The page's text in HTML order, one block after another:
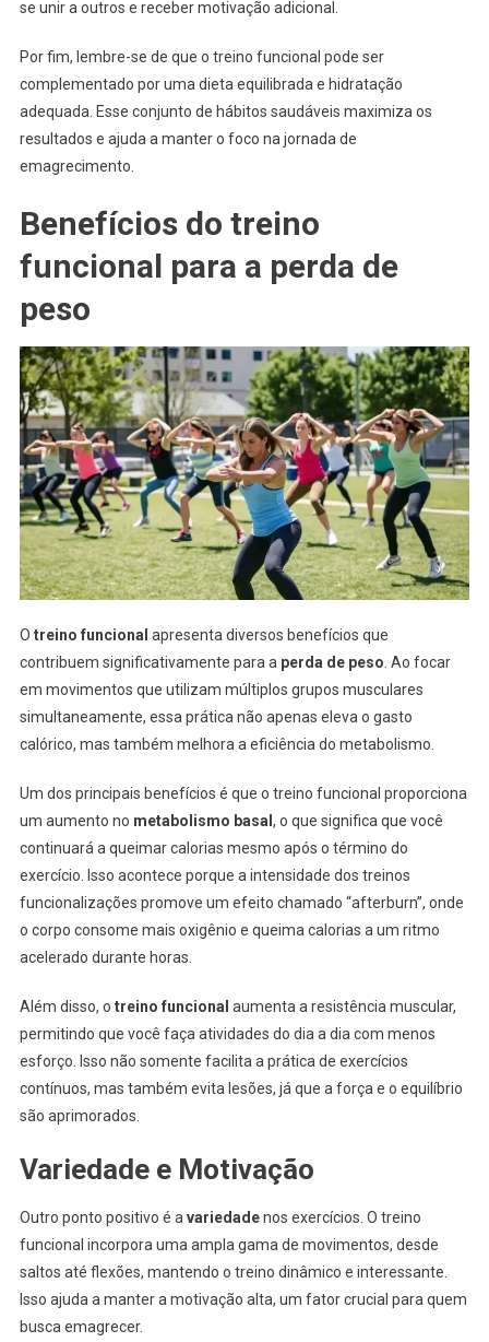
se unir a outros e receber motivação adicional.
Por fim, lembre-se de que o treino funcional pode ser
complementado por uma dieta equilibrada e hidratação
adequada. Esse conjunto de hábitos saudáveis maximiza os
resultados e ajuda a manter o foco na jornada de
emagrecimento.
Benefícios do treino
funcional para a perda de
peso
O treino funcional apresenta diversos benefícios que
contribuem significativamente para a perda de peso . Ao focar
em movimentos que utilizam múltiplos grupos musculares
simultaneamente, essa prática não apenas eleva o gasto
calórico, mas também melhora a eficiência do metabolismo.
Um dos principais benefícios é que o treino funcional proporciona
um aumento no metabolismo basal , o que significa que você
continuará a queimar calorias mesmo após o término do
exercício. Isso acontece porque a intensidade dos treinos
funcionalizações promove um efeito chamado “afterburn”, onde
o corpo consome mais oxigênio e queima calorias a um ritmo
acelerado durante horas.
Além disso, o treino funcional aumenta a resistência muscular,
permitindo que você faça atividades do dia a dia com menos
esforço. Isso não somente facilita a prática de exercícios
contínuos, mas também evita lesões, já que a força e o equilíbrio
são aprimorados.
Variedade e Motivação
Outro ponto positivo é a variedadenos exercícios. O treino
funcional incorpora uma ampla gama de movimentos, desde
saltos até flexões, mantendo o treino dinâmico e interessante.
Isso ajuda a manter a motivação alta, um fator crucial para quem
busca emagrecer.